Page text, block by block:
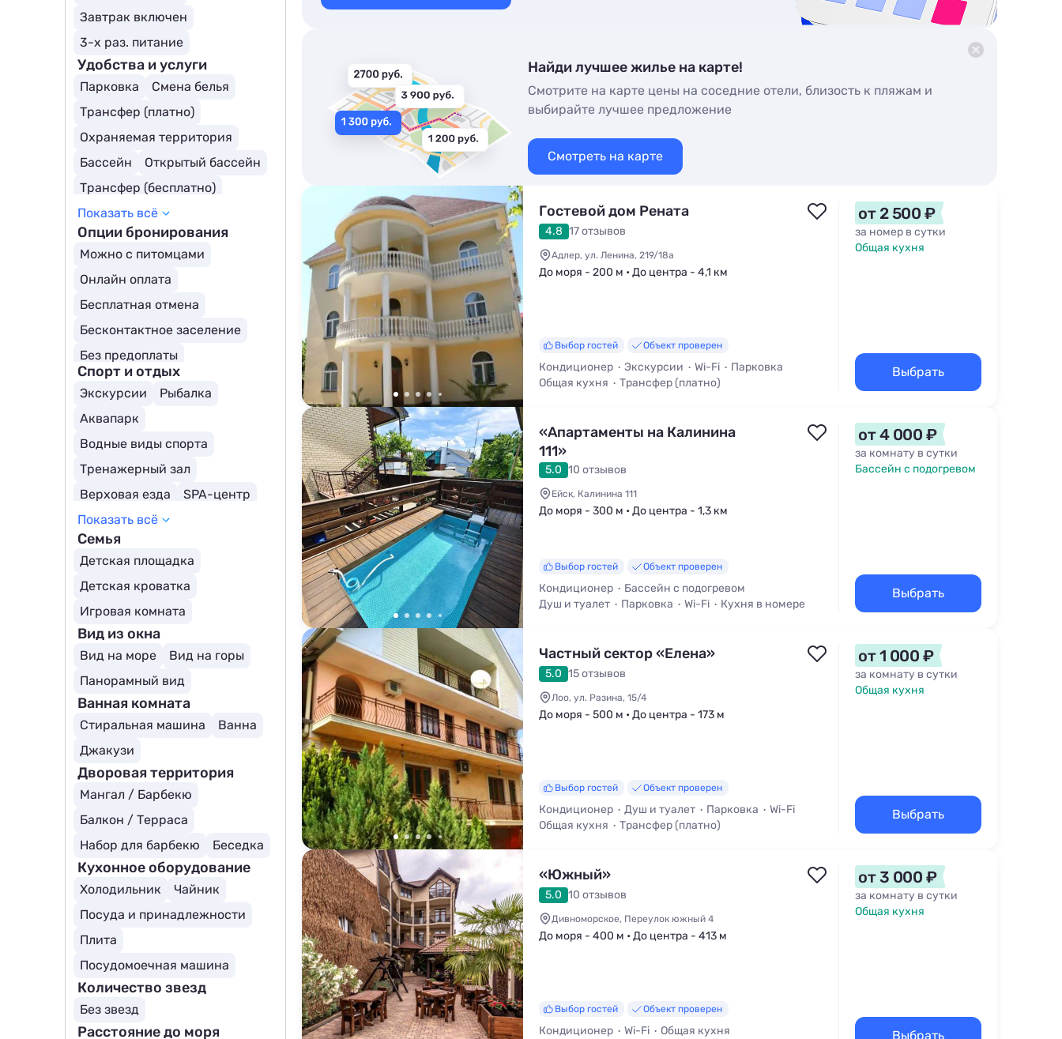
Найди лучшее жилье на карте!
Смотрите на карте цены на соседние отели, близость к пляжам и
выбирайте лучшее предложение
Смотреть на карте
Гостевой дом Рената
4.8 17 отзывов
Адлер, ул. Ленина, 219/18а
До моря - 200 м • До центра - 4,1 км
Выбор гостей Объект проверен
Кондиционер Экскурсии Wi-Fi
Парковка
Общая кухня
Трансфер (платно)
от 2 500 ₽
за номер в сутки
Общая кухня
Выбрать
«Апартаменты на Калинина
111»
5.0 10 отзывов
Ейск, Калинина 111
До моря - 300 м • До центра - 1,3 км
Выбор гостей Объект проверен
Кондиционер
Бассейн с подогревом
Душ и туалет
Парковка Wi-Fi
Кухня в номере
от 4 000 ₽
за комнату в сутки
Бассейн с подогревом
Выбрать
Частный сектор «Елена»
5.0 15 отзывов
Лоо, ул. Разина, 15/4
До моря - 500 м • До центра - 173 м
Выбор гостей Объект проверен
Кондиционер Душ и туалет Парковка
Wi-Fi
Общая кухня
Трансфер (платно)
от 1 000 ₽
за комнату в сутки
Общая кухня
Выбрать
«Южный»
5.0 10 отзывов
Дивноморское, Переулок южный 4
До моря - 400 м • До центра - 413 м
Выбор гостей Объект проверен
Кондиционер Wi-Fi
Общая кухня
от 3 000 ₽
за комнату в сутки
Общая кухня
Выбрать
Завтрак включен
3-х раз. питание
Удобства и услуги
Парковка
Смена белья
Трансфер (платно)
Охраняемая территория
Бассейн
Открытый бассейн
Трансфер (бесплатно)
Бассейн с подогревом
Детский бассейн
Собственный пляж
Показать всё
Опции бронирования
Можно с питомцами
Онлайн оплата
Бесплатная отмена
Бесконтактное заселение
Без предоплаты
Спорт и отдых
Экскурсии
Рыбалка
Аквапарк
Водные виды спорта
Тренажерный зал
Верховая езда
SPA-центр
Горные лыжи
Пруд/озеро поблизости
Рафтинг
Показать всё
Семья
Детская площадка
Детская кроватка
Игровая комната
Вид из окна
Вид на море
Вид на горы
Панорамный вид
Ванная комната
Стиральная машина
Ванна
Джакузи
Дворовая территория
Мангал / Барбекю
Балкон / Терраса
Набор для барбекю
Беседка
Кухонное оборудование
Холодильник
Чайник
Посуда и принадлежности
Плита
Посудомоечная машина
Количество звезд
Без звезд
Расстояние до моря